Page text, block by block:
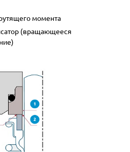
момента
(вращающееся